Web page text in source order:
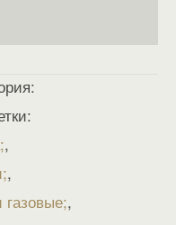
,
,
газовые ,